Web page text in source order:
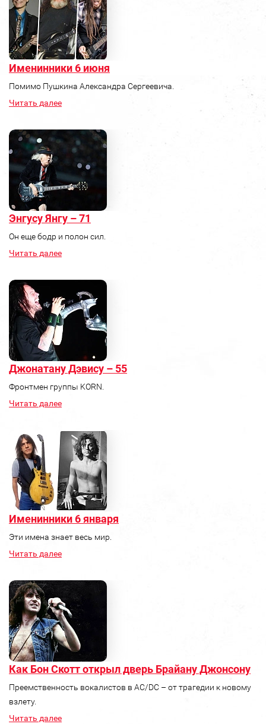
Именинники 6 июня
Помимо Пушкина Александра Сергеевича.
Читать далее
Энгусу Янгу – 71
Он еще бодр и полон сил.
Читать далее
Джонатану Дэвису – 55
Фронтмен группы KORN.
Читать далее
Именинники 6 января
Эти имена знает весь мир.
Читать далее
Как Бон Скотт открыл дверь Брайану Джонсону
Преемственность вокалистов в AC/DC – от трагедии к новому
взлету.
Читать далее